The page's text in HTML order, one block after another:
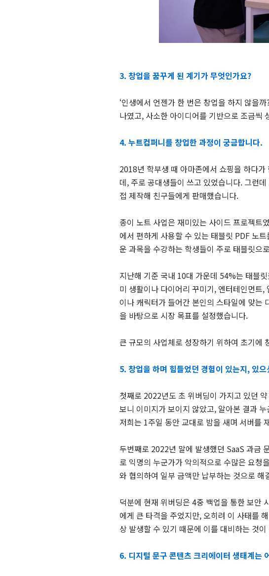
3. 창업을 꿈꾸게 된 계기가 무엇인가요?
‘인생에서 언젠가 한 번은 창업을 하지 않을
나였고, 사소한 아이디어를 기반으로 조금씩
4. 누트컴퍼니를 창업한 과정이 궁금합니다.
2018년 학부생 때 아마존에서 쇼핑을 하다
데, 주로 공대생들이 쓰고 있었습니다. 그런
접 제작해 친구들에게 판매했습니다.
종이 노트 사업은 재미있는 사이드 프로젝트
에서 편하게 사용할 수 있는 태블릿 PDF 노
운 과목을 수강하는 학생들이 주로 태블릿으
지난해 기준 국내 10대 가운데 54%는 태블
미 생활이나 다이어리 꾸미기, 엔터테인먼트
이나 캐릭터가 들어간 본인의 스타일에 맞는
을 바탕으로 시장 목표를 설정했습니다.
큰 규모의 사업체로 성장하기 위하여 초기에
5. 창업을 하며 힘들었던 경험이 있는지, 있
첫째로 2022년도 초 위버딩이 가지고 있던
보니 이미지가 보이지 않았고, 알아본 결과
저희는 1주일 동안 교대로 밤을 새며 서버를
두번째로 2022년 말에 발생했던 SaaS 과금
로 익명의 누군가가 악의적으로 수많은 요청
와 협의하여 일부 금액만 납부하는 것으로
덕분에 현재 위버딩은 4중 백업을 통한 보안
에게 큰 타격을 주었지만, 오히려 이 사태를
상 발생할 수 있기 때문에 이를 대비하는 것
6. 디지털 문구 콘텐츠 크리에이터 생태계는